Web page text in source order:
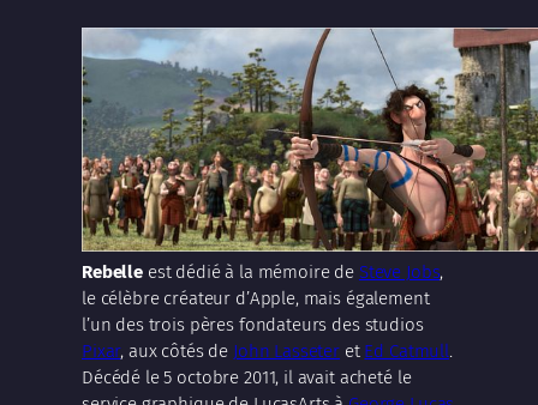
Rebelleest dédié à la mémoire de Steve Jobs,
le célèbre créateur d’Apple, mais également
l’un des trois pères fondateurs des studios
Pixar, aux côtés de John Lasseter et Ed Catmull.
Décédé le 5 octobre 2011, il avait acheté le